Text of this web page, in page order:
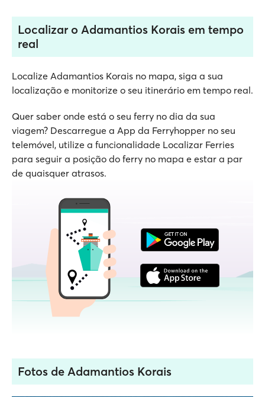
Localizar o Adamantios Korais em tempo
real
Localize Adamantios Korais no mapa, siga a sua
localização e monitorize o seu itinerário em tempo real.
Quer saber onde está o seu ferry no dia da sua
viagem? Descarregue a App da Ferryhopper no seu
telemóvel, utilize a funcionalidade Localizar Ferries
para seguir a posição do ferry no mapa e estar a par
de quaisquer atrasos.
Fotos de Adamantios Korais